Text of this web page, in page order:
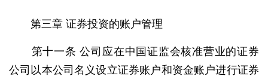
第三章 证券投资的账户管理
第十一条 公司应在中国证监会核准营业的证券
公司以本公司名义设立证券账户和资金账户进行证券